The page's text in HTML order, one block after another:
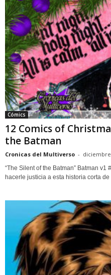
Cómics
12 Comics of
the Batman
Cronicas del Multiverso - diciembre
“The Silent of the Batman” Batman
hacerle justicia a esta historia corta